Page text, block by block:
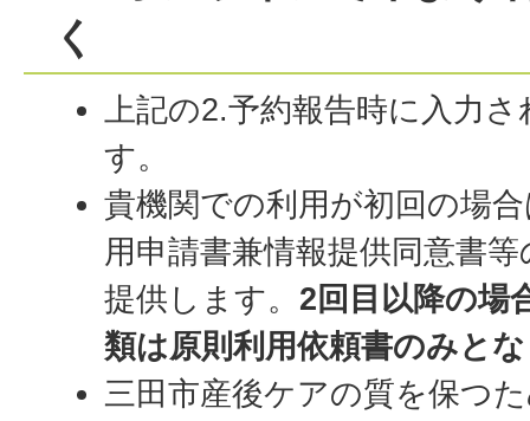
く
上記の2.予約報告時に入力
す。
貴機関での利用が初回の場
用申請書兼情報提供同意書
提供します。 2回目以降の場
類は原則利用依頼書のみと
三田市産後ケアの質を保つ